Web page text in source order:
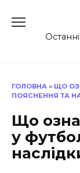
до
ГОЛОВНА » ЩО
ПОЯСНЕННЯ ТА
Що
у